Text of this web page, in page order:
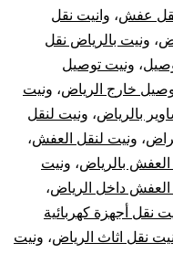
عفش، وانيت نقل
، ونيت بالرياض نقل
، ونيت توصيل
خارج الرياض، ونيت
بالرياض، ونيت لنقل
، ونيت لنقل العفش،
بالرياض، ونيت
العفش داخل الرياض،
نقل أجهزة كهربائية
نقل اثاث الرياض، ونيت